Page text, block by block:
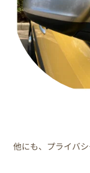
他にも、プライバ